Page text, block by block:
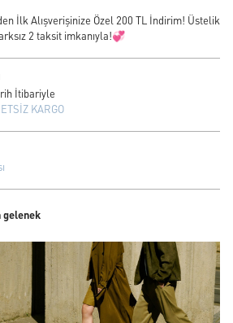
İlk Alışverişinize Özel 200 TL İndirim! Üstelik
2 taksit imkanıyla!💞
İtibariyle
KARGO
gelenek